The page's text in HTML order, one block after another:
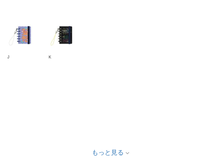
J K
もっと見る